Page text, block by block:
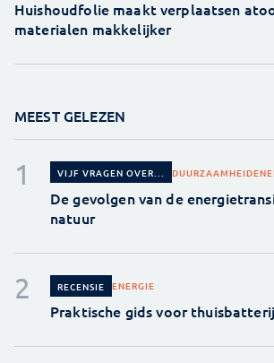
Huishoudfolie maakt verplaatsen
materialen makkelijker
MEEST GELEZEN
VIJF VRAGEN OVER... DUURZAAMHEID
De gevolgen van de
natuur
RECENSIE ENERGIE
Praktische gids voor